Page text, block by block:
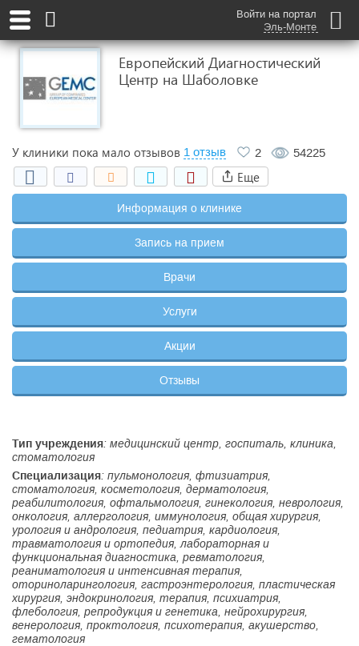
Войти на портал
Эль-Монте
Европейский Диагностический
Центр на Шаболовке
У клиники пока мало отзывов 1 отзыв 2 54225
Еще
Информация о клинике
Запись на прием
Врачи
Услуги
Акции
Отзывы
Тип учреждения: медицинский центр, госпиталь, клиника,
стоматология
Специализация: пульмонология, фтизиатрия,
стоматология, косметология, дерматология,
реабилитология, офтальмология, гинекология, неврология,
онкология, аллергология, иммунология, общая хирургия,
урология и андрология, педиатрия, кардиология,
травматология и ортопедия, лабораторная и
функциональная диагностика, ревматология,
реаниматология и интенсивная терапия,
оториноларингология, гастроэнтерология, пластическая
хирургия, эндокринология, терапия, психиатрия,
флебология, репродукция и генетика, нейрохирургия,
венерология, проктология, психотерапия, акушерство,
гематология